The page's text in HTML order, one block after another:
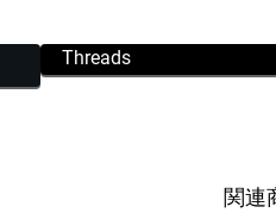
Threads
関連